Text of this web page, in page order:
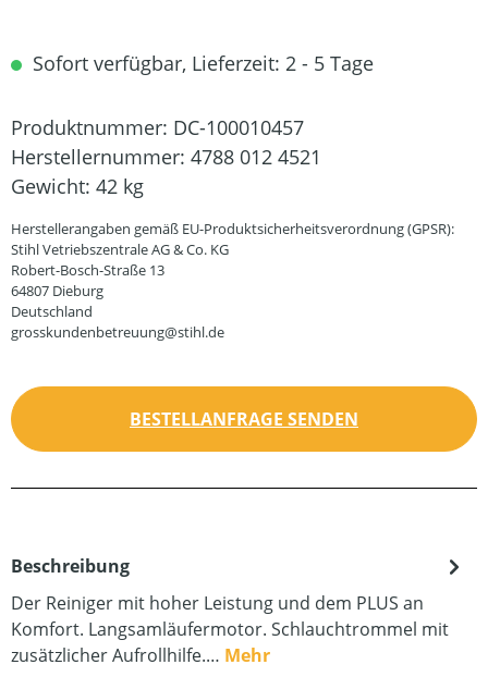
Sofort verfügbar, Lieferzeit: 2 - 5 Tage
Produktnummer: DC-100010457
Herstellernummer: 4788 012 4521
Gewicht: 42 kg
Herstellerangaben gemäß EU-Produktsicherheitsverordnung (GPSR):
Stihl Vetriebszentrale AG & Co. KG
Robert-Bosch-Straße 13
64807 Dieburg
Deutschland
grosskundenbetreuung@stihl.de
BESTELLANFRAGE SENDEN
Beschreibung
Der Reiniger mit hoher Leistung und dem PLUS an
Komfort. Langsamläufermotor. Schlauchtrommel mit
zusätzlicher Aufrollhilfe.… Mehr